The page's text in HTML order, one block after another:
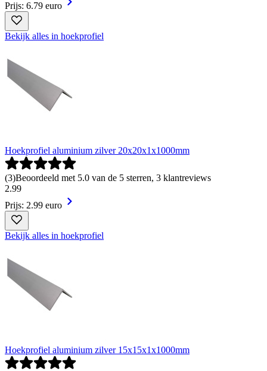
Prijs: 6.79 euro
Bekijk alles in hoekprofiel
Hoekprofiel aluminium zilver 20x20x1x1000mm
(3)Beoordeeld met 5.0 van de 5 sterren, 3 klantreviews
2.99
Prijs: 2.99 euro
Bekijk alles in hoekprofiel
Hoekprofiel aluminium zilver 15x15x1x1000mm